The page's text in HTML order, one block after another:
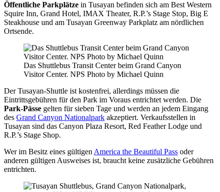
Öffentliche Parkplätze in Tusayan befinden sich am Best Western
Squire Inn, Grand Hotel, IMAX Theater, R.P.’s Stage Stop, Big E
Steakhouse und am Tusayan Greenway Parkplatz am nördlichen
Ortsende.
Das Shuttlebus Transit Center beim Grand Canyon
Visitor Center. NPS Photo by Michael Quinn
Der Tusayan-Shuttle ist kostenfrei, allerdings müssen die
Eintrittsgebühren für den Park im Voraus entrichtet werden. Die
Park-Pässe gelten für sieben Tage und werden an jedem Eingang
des Grand Canyon Nationalpark akzeptiert. Verkaufsstellen in
Tusayan sind das Canyon Plaza Resort, Red Feather Lodge und
R.P.’s Stage Shop.
Wer im Besitz eines gültigen America the Beautiful Pass oder
anderen gültigen Ausweises ist, braucht keine zusätzliche Gebühren
entrichten.